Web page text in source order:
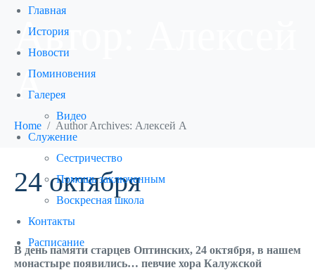
Главная
История
Новости
Поминовения
Галерея
Видео
Служение
Сестричество
Помощь заключенным
Воскресная школа
Контакты
Расписание
Автор:
А
Home Author Archives: Алексей А
24 октября
В день памяти старцев Оптинских, 24 октября, в нашем
монастыре появились… певчие хора Калужской